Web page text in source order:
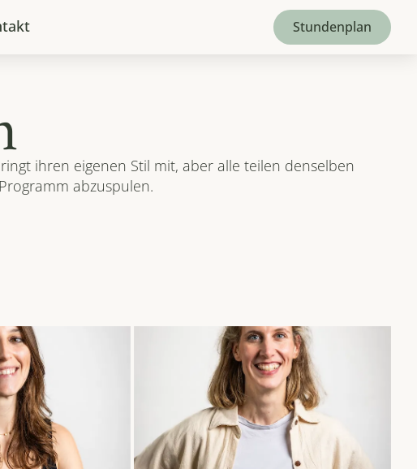
Stundenplan
ihren eigenen Stil mit, aber alle teilen denselben
abzuspulen.